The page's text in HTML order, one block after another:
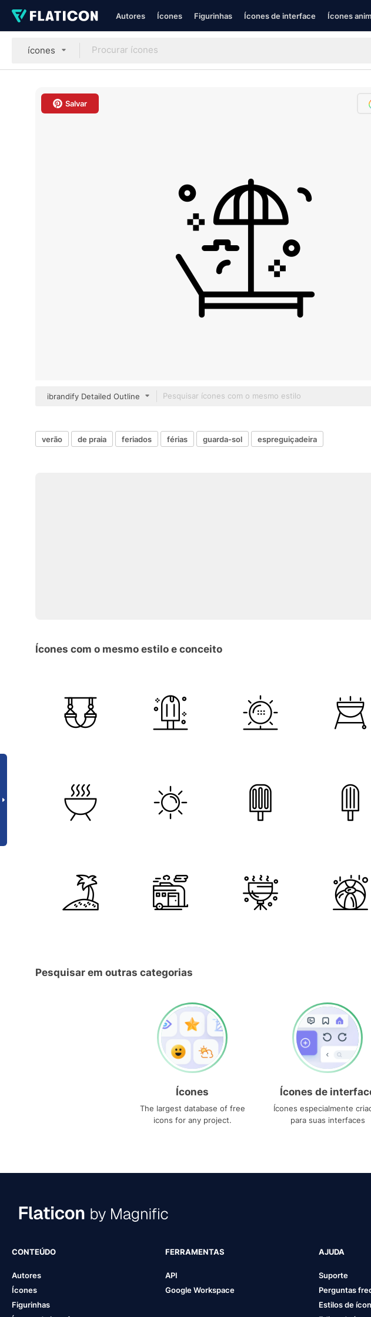
Autores Ícones Figurinhas Ícones de interface Ícones
ícones
Salvar
ibrandify Detailed Outline
verão de praia feriados férias guarda-sol espreguiçadeira
Ícones com o mesmo estilo e conceito
Pesquisar em outras categorias
Ícones
The largest database of free
icons for any project.
Ícones de
Ícones especialmente
para suas interfaces
CONTEÚDO
Autores
Ícones
Figurinhas
FERRAMENTAS
API
Google Workspace
AJUDA
Suporte
Perguntas
Estilos de